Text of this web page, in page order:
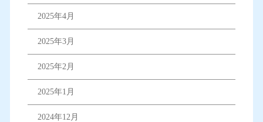
2025年4月
2025年3月
2025年2月
2025年1月
2024年12月